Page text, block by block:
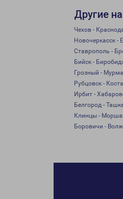
Другие
Чехов -
Новочеркасск -
Ставрополь -
Бийск -
Грозный -
Рубцовск -
Ирбит -
Белгород -
Клинцы -
Боровичи -